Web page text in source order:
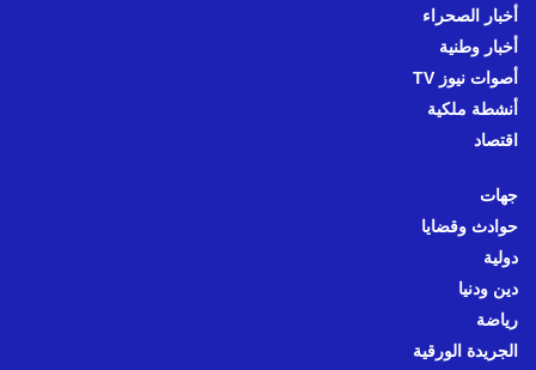
أخبار الصحراء
أخبار وطنية
أصوات نيوز TV
أنشطة ملكية
اقتصاد
جهات
حوادث وقضايا
دولية
دين ودنيا
رياضة
الجريدة الورقية